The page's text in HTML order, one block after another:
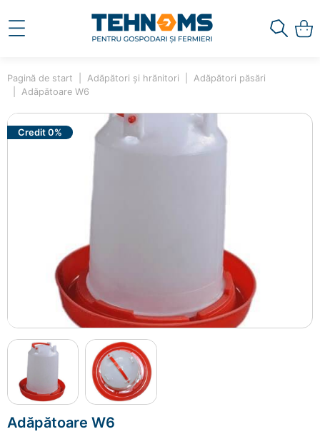
Pagină de start Adăpători și hrănitori
Adăpători păsări
Adăpătoare W6
Credit 0%
Adăpătoare W6